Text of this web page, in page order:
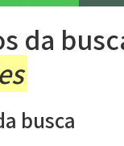
da
busca